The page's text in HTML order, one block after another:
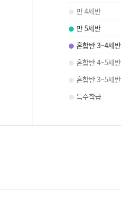
만 4세반
만 5세반
혼합반 3~4세반
혼합반 4~5세반
혼합반 3~5세반
특수학급